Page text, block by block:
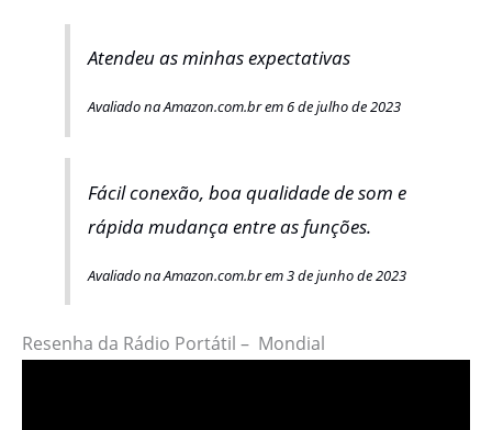
Atendeu as minhas expectativas
Avaliado na Amazon.com.br em 6 de julho de 2023
Fácil conexão, boa qualidade de som e
rápida mudança entre as funções.
Avaliado na Amazon.com.br em 3 de junho de 2023
Resenha da Rádio Portátil – Mondial